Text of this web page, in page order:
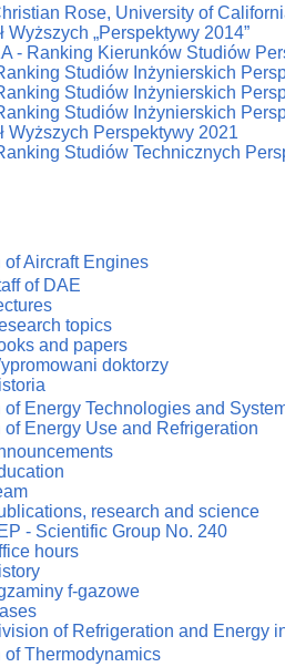
Rose, University of
Wyższych „Perspektywy 2014”
- Ranking Kierunków Studiów
Studiów Inżynierskich
Studiów Inżynierskich
Studiów Inżynierskich
Wyższych Perspektywy 2021
Studiów Technicznych
of Aircraft Engines
of DAE
topics
and papers
doktorzy
of Energy Technologies and
of Energy Use and Refrigeration
research and science
- Scientific Group No. 240
hours
f-gazowe
of Refrigeration and Energy
of Thermodynamics